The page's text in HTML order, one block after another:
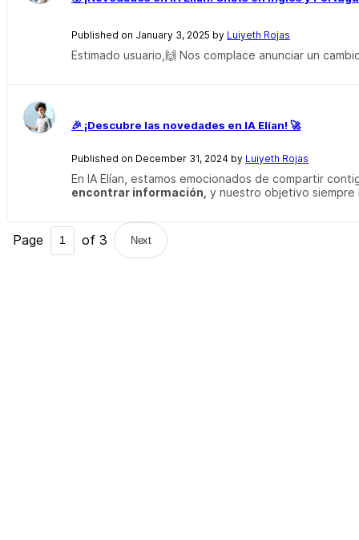
Published on January 3, 2025 by Luiyeth Rojas
Estimado usuario,🙌 Nos complace anunciar un
🎉 ¡Descubre las novedades en IA Elían! 🚀
Published on December 31, 2024 by Luiyeth Rojas
En IA Elían, estamos emocionados de compartir
encontrar información, y nuestro objetivo siempre
Page of 3 Next